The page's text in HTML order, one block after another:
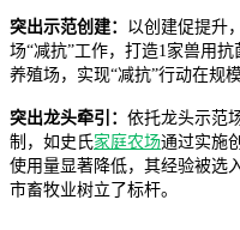
突出示范创建： 以创建促提升
场“减抗”工作，打造1家兽用
养殖场，实现“减抗”行动在规
突出龙头牵引： 依托龙头示范
制，如史氏家庭农场通过实施
使用量显著降低，其经验被选
市畜牧业树立了标杆。